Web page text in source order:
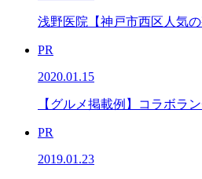
浅野医院【神戸市西区人気の
PR
2020.01.15
【グルメ掲載例】コラボラ
PR
2019.01.23